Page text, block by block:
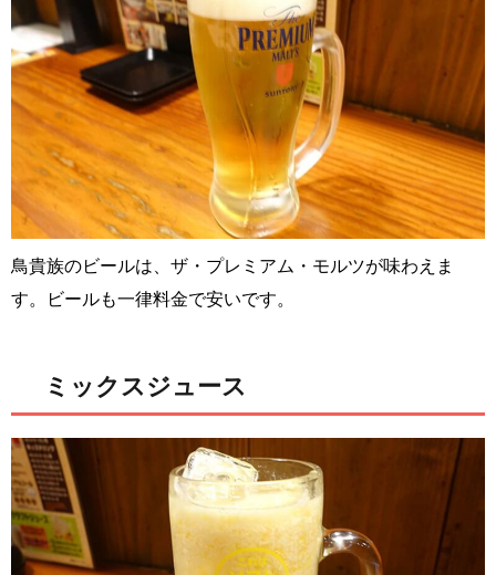
鳥貴族のビールは、ザ・プレミアム・モルツが味わえま
す。ビールも一律料金で安いです。
ミックスジュース